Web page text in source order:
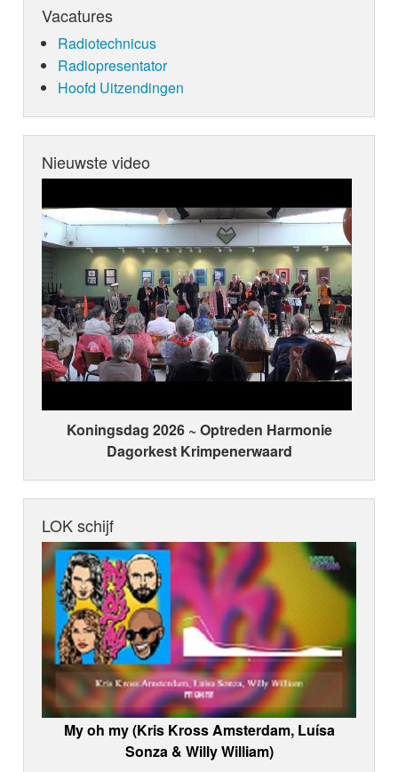
Vacatures
Radiotechnicus
Radiopresentator
Hoofd Uitzendingen
Nieuwste video
Koningsdag 2026 ~ Optreden Harmonie
Dagorkest Krimpenerwaard
LOK schijf
My oh my (Kris Kross Amsterdam, Luísa
Sonza & Willy William)